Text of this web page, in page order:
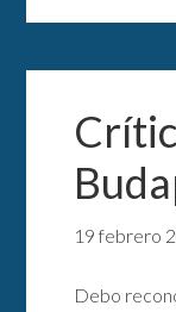
19 febrero
Debo